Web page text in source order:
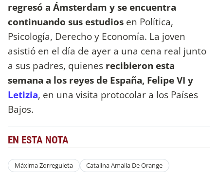
regresó a Ámsterdam y se encuentra
continuando sus estudios en Política,
Psicología, Derecho y Economía. La joven
asistió en el día de ayer a una cena real junto
a sus padres, quienes recibieron esta
semana a los reyes de España, Felipe VI y
Letizia, en una visita protocolar a los Países
Bajos.
EN ESTA NOTA
Máxima Zorreguieta Catalina Amalia De Orange